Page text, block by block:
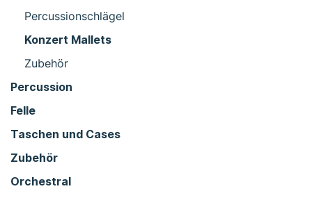
Percussionschlägel
Konzert Mallets
Zubehör
Percussion
Felle
Taschen und Cases
Zubehör
Orchestral